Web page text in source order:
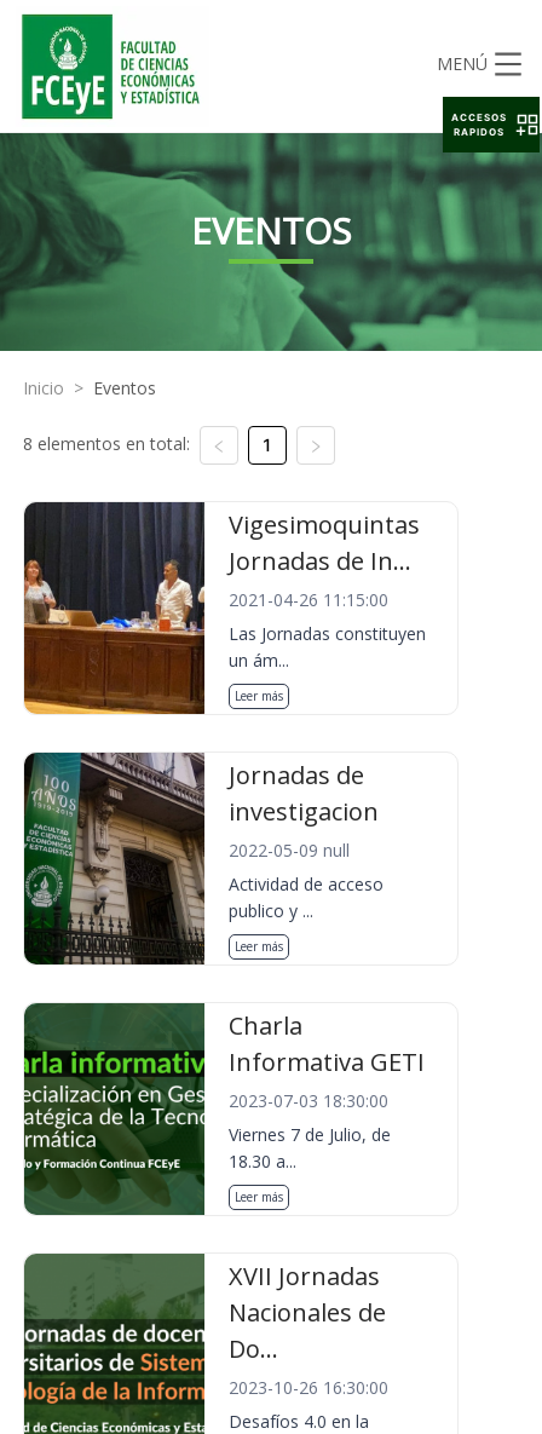
MENÚ
EVENTOS
Inicio > Eventos
8 elementos en total: 1
Vigesimoquintas
Jornadas de In...
2021-04-26 11:15:00
Las Jornadas constituyen
un ám...
Leer más
Jornadas de
investigacion
2022-05-09 null
Actividad de acceso
publico y ...
Leer más
Charla
Informativa GETI
2023-07-03 18:30:00
Viernes 7 de Julio, de
18.30 a...
Leer más
XVII Jornadas
Nacionales de
Do...
2023-10-26 16:30:00
Desafíos 4.0 en la
ACCESOS
RAPIDOS